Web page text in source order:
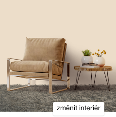
změnit interiér